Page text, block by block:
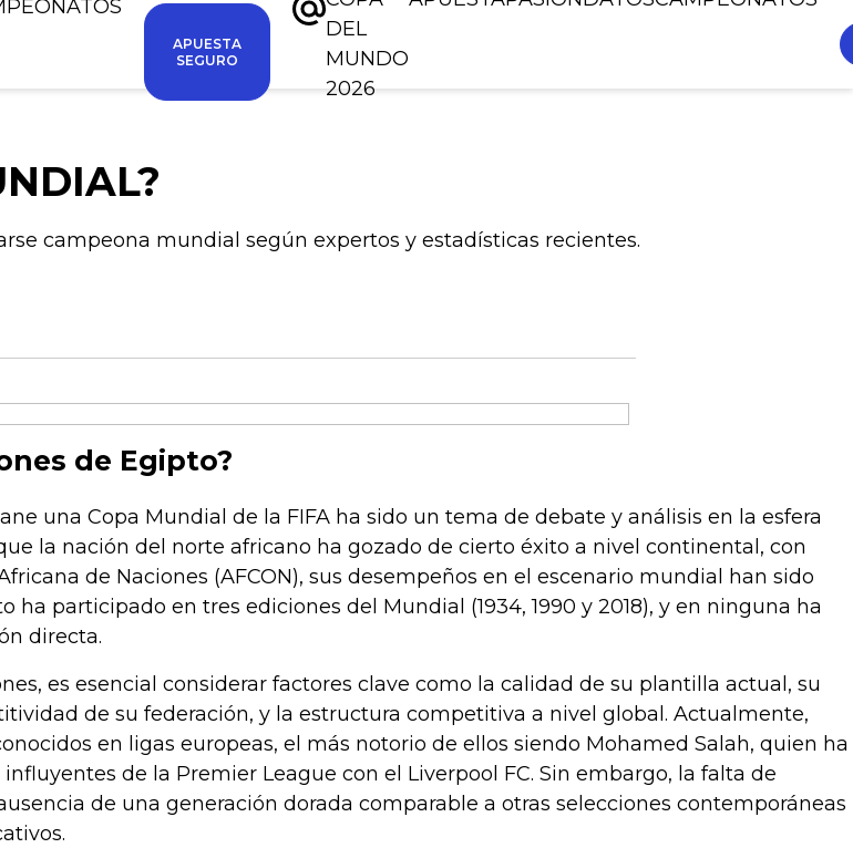
APUESTA
SEGURO
DEL
MUNDO
2026
campeona mundial según expertos y estadísticas recientes.
de Egipto?
una Copa Mundial de la FIFA ha sido un tema de debate y análisis en la esfera
la nación del norte africano ha gozado de cierto éxito a nivel continental, con
de Naciones (AFCON), sus desempeños en el escenario mundial han sido
ha participado en tres ediciones del Mundial (1934, 1990 y 2018), y en ninguna ha
directa.
es esencial considerar factores clave como la calidad de su plantilla actual, su
de su federación, y la estructura competitiva a nivel global. Actualmente,
en ligas europeas, el más notorio de ellos siendo Mohamed Salah, quien ha
de la Premier League con el Liverpool FC. Sin embargo, la falta de
de una generación dorada comparable a otras selecciones contemporáneas